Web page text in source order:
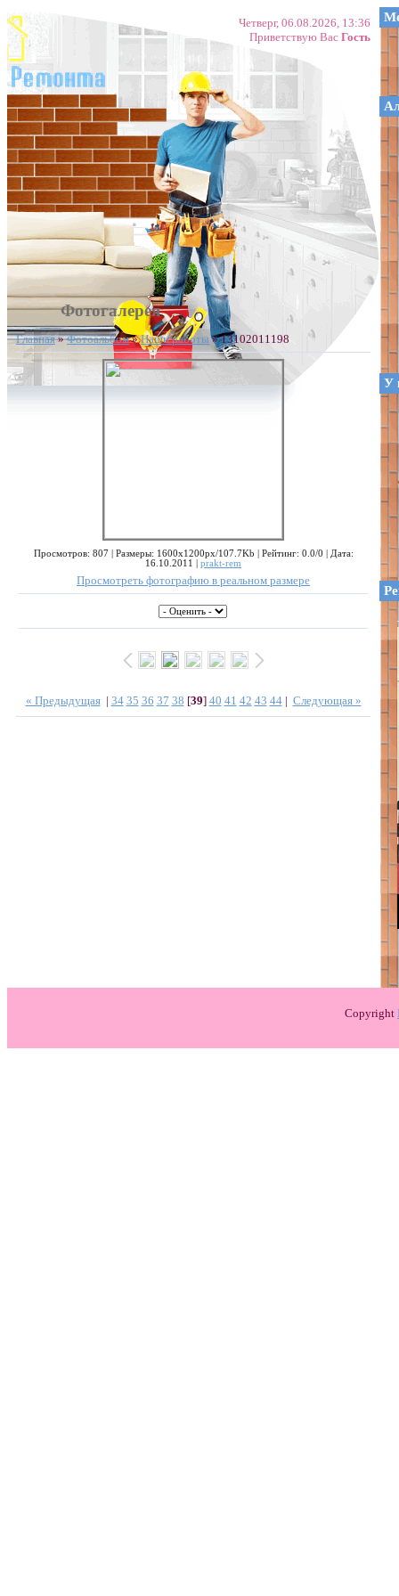
Четверг, 06.08.2026, 13:36
Приветствую Вас Гость
Фотогалерея
Главная»Фотоальбом»Наши работы» 13102011198
Просмотров: 807 | Размеры: 1600x1200px/107.7Kb | Рейтинг: 0.0/0 | Дата:
16.10.2011 | prakt-rem
Просмотреть фотографию в реальном размере
« Предыдущая| 34 35 36 37 38 [39] 40 41 42 43 44| Следующая »
У
Copyright